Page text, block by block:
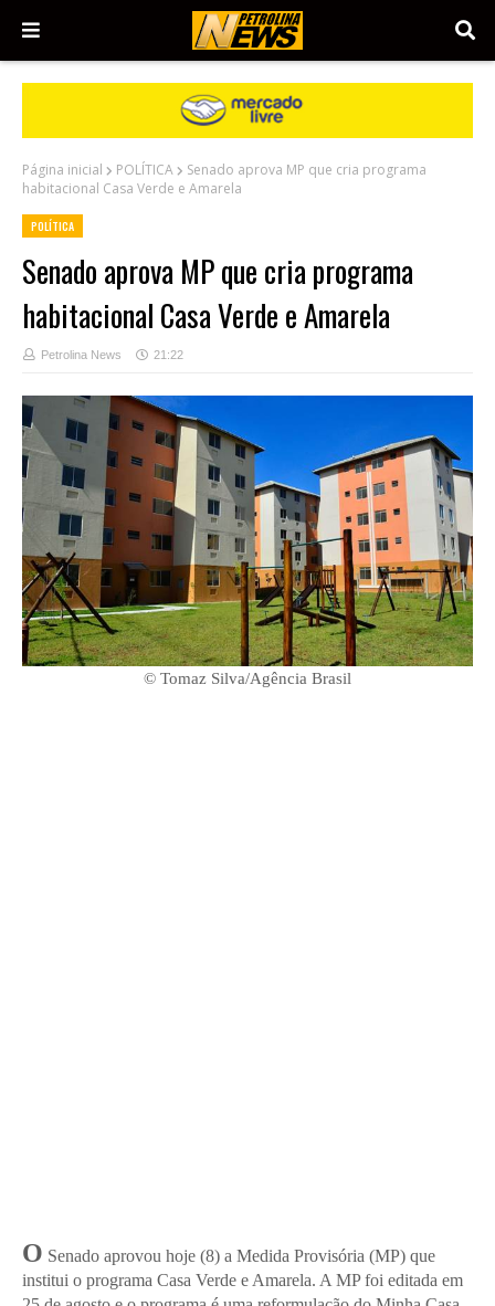
Página inicial POLÍTICA
Senado aprova MP que cria programa
habitacional Casa Verde e Amarela
POLÍTICA
Senado aprova MP que cria programa
habitacional Casa Verde e Amarela
Petrolina News 21:22
© Tomaz Silva/Agência Brasil
O Senado aprovou hoje (8) a Medida Provisória (MP) que
institui o programa Casa Verde e Amarela. A MP foi editada em